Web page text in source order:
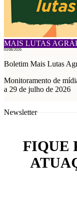
MAIS LUTAS
03/08/2026
Boletim Mais Lutas
Monitoramento de
a 29 de julho de 2026
Newsletter
FIQUE